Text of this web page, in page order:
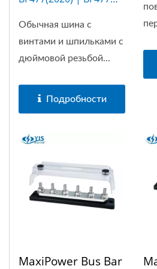
Обычная шина с
винтами и шпильками с
дюймовой резьбой...
Подробности
MaxiPower Bus Bar